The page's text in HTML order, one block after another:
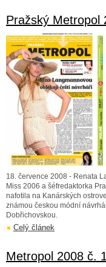
Pražský Metropol
18. července 2008 - Renata
Miss 2006 a šéfredaktorka
nafotila na Kanárských
známou českou módní
Dobřichovskou.
Celý článek
Metropol 2008 č.